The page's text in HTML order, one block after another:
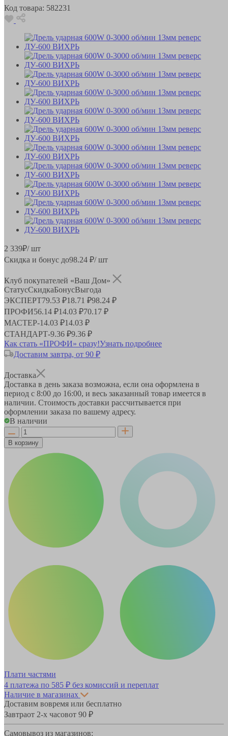
Код товара: 582231
2 339₽/ шт
Скидка и бонус до98.24 ₽/ шт
Клуб покупателей «Ваш Дом»
СтатусСкидкаБонусВыгода
ЭКСПЕРТ79.53 ₽18.71 ₽98.24 ₽
ПРОФИ56.14 ₽14.03 ₽70.17 ₽
МАСТЕР-14.03 ₽14.03 ₽
СТАНДАРТ-9.36 ₽9.36 ₽
Как стать «ПРОФИ» сразу!Узнать подробнее
Доставим завтра, от 90 ₽
Доставка
Доставка в день заказа возможна, если она оформлена в
период с 8:00 до 16:00, и весь заказанный товар имеется в
наличии. Стоимость доставки рассчитывается при
оформлении заказа по вашему адресу.
В наличии
В корзину
Плати частями
4 платежа по 585 ₽ без комиссий и переплат
Наличие в магазинах
Доставим вовремя или бесплатно
Завтраот 2-х часовот 90 ₽
Самовывоз из магазинов: